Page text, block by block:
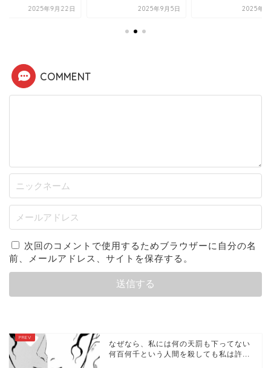
2025年9月22日 2025年9月5日 2025年8
COMMENT
次回のコメントで使用するためブラウザーに自分の名
前、メールアドレス、サイトを保存する。
なぜなら、私には何の天罰も下ってない
何百何千という人間を殺しても私は許...